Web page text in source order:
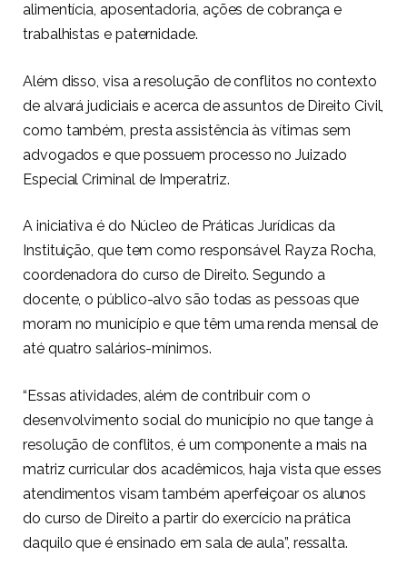
alimentícia, aposentadoria, ações de cobrança e
trabalhistas e paternidade.
Além disso, visa a resolução de conflitos no contexto
de alvará judiciais e acerca de assuntos de Direito Civil,
como também, presta assistência às vítimas sem
advogados e que possuem processo no Juizado
Especial Criminal de Imperatriz.
A iniciativa é do Núcleo de Práticas Jurídicas da
Instituição, que tem como responsável Rayza Rocha,
coordenadora do curso de Direito. Segundo a
docente, o público-alvo são todas as pessoas que
moram no município e que têm uma renda mensal de
até quatro salários-mínimos.
“Essas atividades, além de contribuir com o
desenvolvimento social do município no que tange à
resolução de conflitos, é um componente a mais na
matriz curricular dos acadêmicos, haja vista que esses
atendimentos visam também aperfeiçoar os alunos
do curso de Direito a partir do exercício na prática
daquilo que é ensinado em sala de aula”, ressalta.